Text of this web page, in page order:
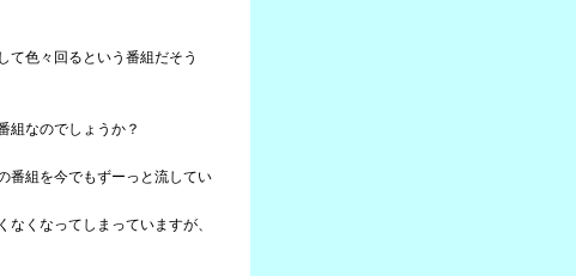
て色々回るという番組だそう
組なのでしょうか？
番組を今でもずーっと流してい
くなってしまっていますが、